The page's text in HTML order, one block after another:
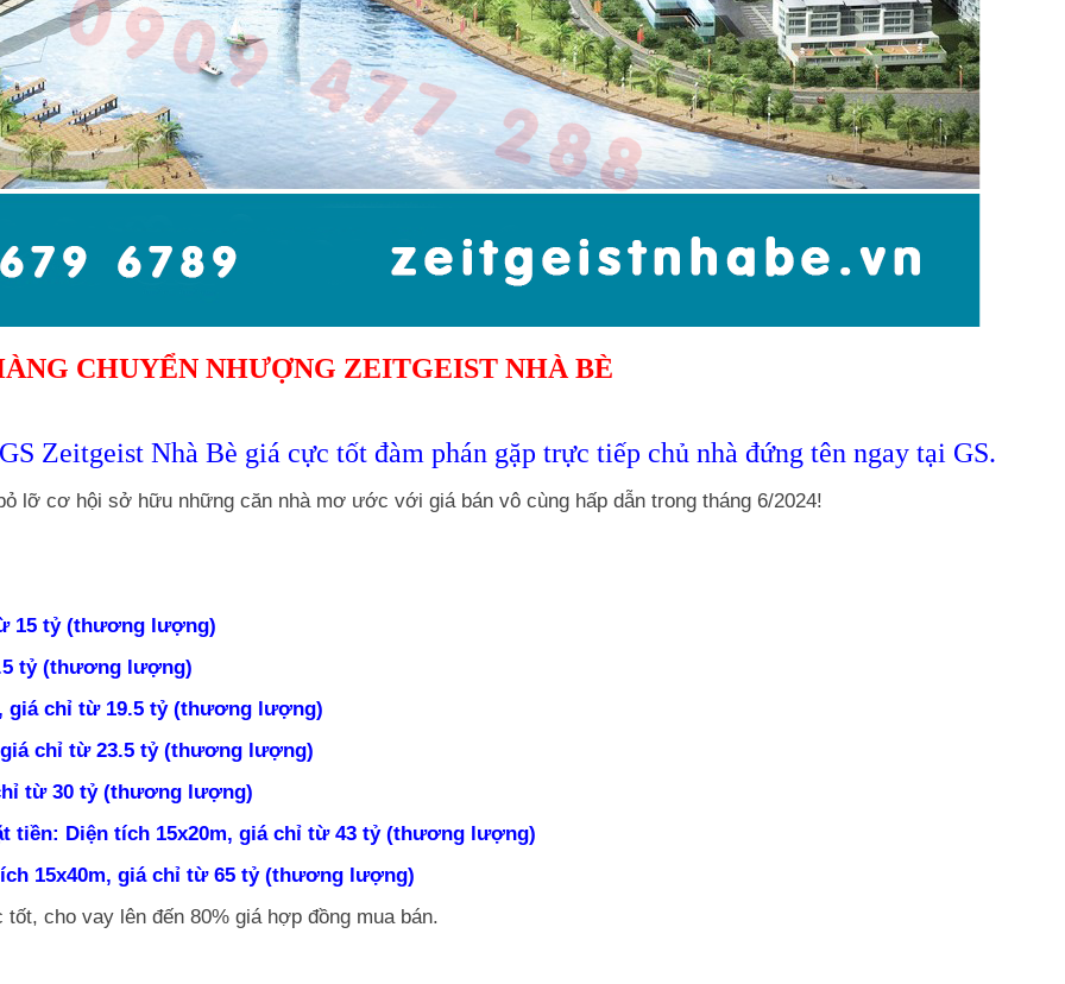
CHUYỂN NHƯỢNG ZEITGEIST NHÀ BÈ
Zeitgeist Nhà Bè giá cực tốt đàm phán gặp trực tiếp chủ nhà đứng tên ngay tại GS.
lỡ cơ hội sở hữu những căn nhà mơ ước với giá bán vô cùng hấp dẫn trong tháng 6/2024!
15 tỷ (thương lượng)
tỷ (thương lượng)
giá chỉ từ 19.5 tỷ (thương lượng)
chỉ từ 23.5 tỷ (thương lượng)
từ 30 tỷ (thương lượng)
tiền: Diện tích 15x20m, giá chỉ từ 43 tỷ (thương lượng)
15x40m, giá chỉ từ 65 tỷ (thương lượng)
cho vay lên đến 80% giá hợp đồng mua bán.